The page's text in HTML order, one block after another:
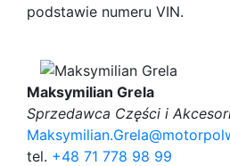
podstawie numeru VIN.
Maksymilian Grela
Sprzedawca Części i
tel. +48 71 778 98 99